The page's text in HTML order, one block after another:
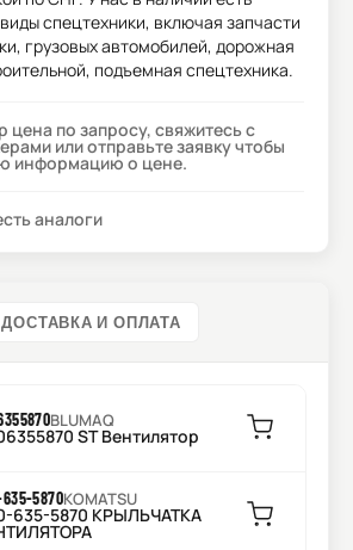
спецтехники, включая запчасти
грузовых автомобилей, дорожная
подъемная спецтехника.
цена по запросу, свяжитесь с
или отправьте заявку чтобы
информацию о цене.
аналоги
ДОСТАВКА И ОПЛАТА
BLUMAQ
ST Вентилятор
5870KOMATSU
635-5870 КРЫЛЬЧАТКА